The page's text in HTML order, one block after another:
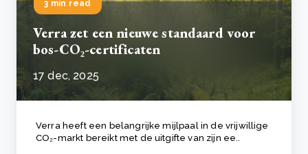
3 min read
Verra zet een nieuwe standaard voor
bos-CO₂-certificaten
17 dec, 2025
Verra heeft een belangrijke mijlpaal in de vrijwillige
CO₂-markt bereikt met de uitgifte van zijn ee..